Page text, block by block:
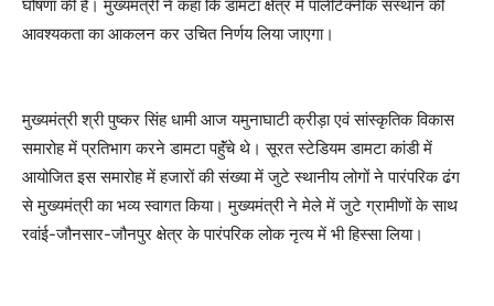
घोषणा की है। मुख्यमंत्री ने कहा कि डामटा क्षेत्र में पॉलीटेक्नीक संस्थान की
आवश्यकता का आकलन कर उचित निर्णय लिया जाएगा।
मुख्यमंत्री श्री पुष्कर सिंह धामी आज यमुनाघाटी क्रीड़ा एवं सांस्कृतिक विकास
समारोह में प्रतिभाग करने डामटा पहॅुंचे थे। सूरत स्टेडियम डामटा कांडी में
आयोजित इस समारोह में हजारों की संख्या में जुटे स्थानीय लोगों ने पारंपरिक ढंग
से मुख्यमंत्री का भव्य स्वागत किया। मुख्यमंत्री ने मेले में जुटे ग्रामीणों के साथ
रवांई-जौनसार-जौनपुर क्षेत्र के पारंपरिक लोक नृत्य में भी हिस्सा लिया।